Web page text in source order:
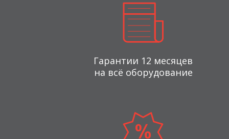
Гарантии 12 месяцев
на всё оборудование